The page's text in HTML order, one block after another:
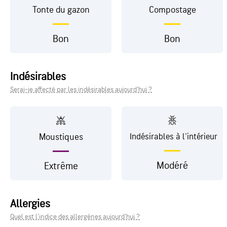
Tonte du gazon
Bon
Compostage
Bon
Indésirables
Serai-je affecté par les indésirables aujourd'hui ?
Moustiques
Extrême
Indésirables à l'intérieur
Modéré
Allergies
Quel est l'indice des allergènes aujourd'hui ?